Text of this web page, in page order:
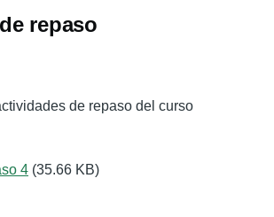
repaso
de repaso del curso
4 (35.66 KB)